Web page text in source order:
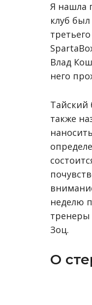
Я нашла
клуб
Влад
него
Тайский
также
неделю
тренеры
Зоц.
О